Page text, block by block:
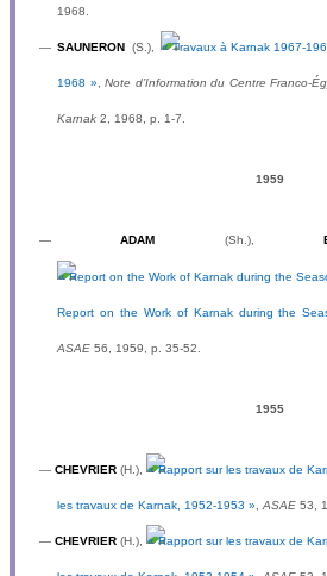
1968.
—SAUNERON (S.),
1968 », Note d’Information du Centre Franco-
Karnak 2, 1968, p. 1-7.
1959
—ADAM (Sh.),
Report on the Work of Karnak during the
ASAE 56, 1959, p. 35-52.
1955
— CHEVRIER (H.),
les travaux de Karnak, 1952-1953 » ASAE 53,
— CHEVRIER (H.),